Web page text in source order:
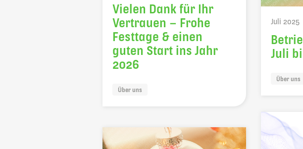
Vielen Dank für Ihr
Vertrauen – Frohe
Festtage & einen
guten Start ins Jahr
2026
Über uns
Juli 2025
Juli
Über uns